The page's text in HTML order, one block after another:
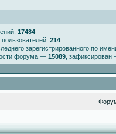
17484
214
зарегистрированного по
форума — 15089 ,